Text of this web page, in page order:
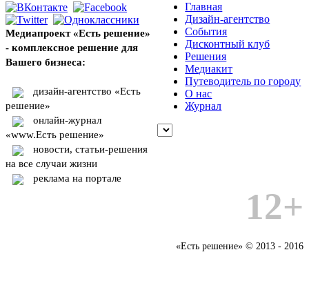
Медиапроект «Есть решение»
- комплексное решение для
Вашего бизнеса:
дизайн-агентство «Есть
решение»
онлайн-журнал
«www.Есть решение»
новости, статьи-решения
на все случаи жизни
реклама на портале
Главная
Дизайн-агентство
События
Дисконтный клуб
Решения
Медиакит
Путеводитель по городу
О нас
Журнал
12+
«Есть решение» © 2013 - 2016